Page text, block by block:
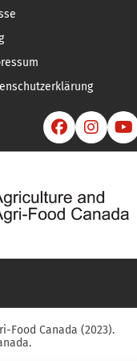
  
Food Canada (2023).